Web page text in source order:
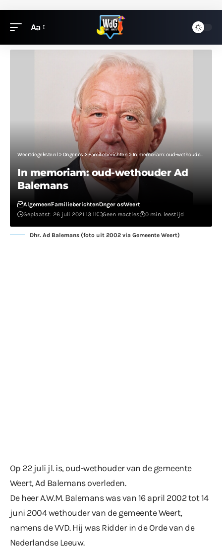
Aa
Weertdegekste.nl > Onger os >Familieberichten > In memoriam: oud-wethouder Ad Balemans
In memoriam: oud-wethouder Ad
Balemans
AlgemeenFamilieberichtenOnger osWeert
Geplaatst: 26 juli 2021 13:11
Geen reacties 0 min. leestijd
Dhr. Ad Balemans (foto uit 2002 via Gemeente Weert)
Op 22 juli jl. is, oud-wethouder van de gemeente
Weert, Ad Balemans overleden.
De heer A.W.M. Balemans was van 16 april 2002 tot 14
juni 2004 wethouder van de gemeente Weert,
namens de VVD. Hij was Ridder in de Orde van de
Nederlandse Leeuw.